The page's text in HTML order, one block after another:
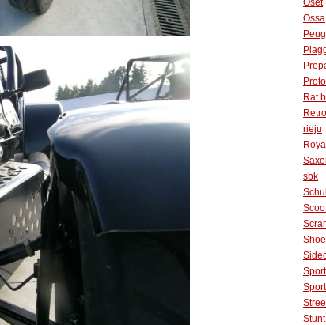
Oset
Ossa
Rat
Retro
rieju
sbk
Sport
Stunt